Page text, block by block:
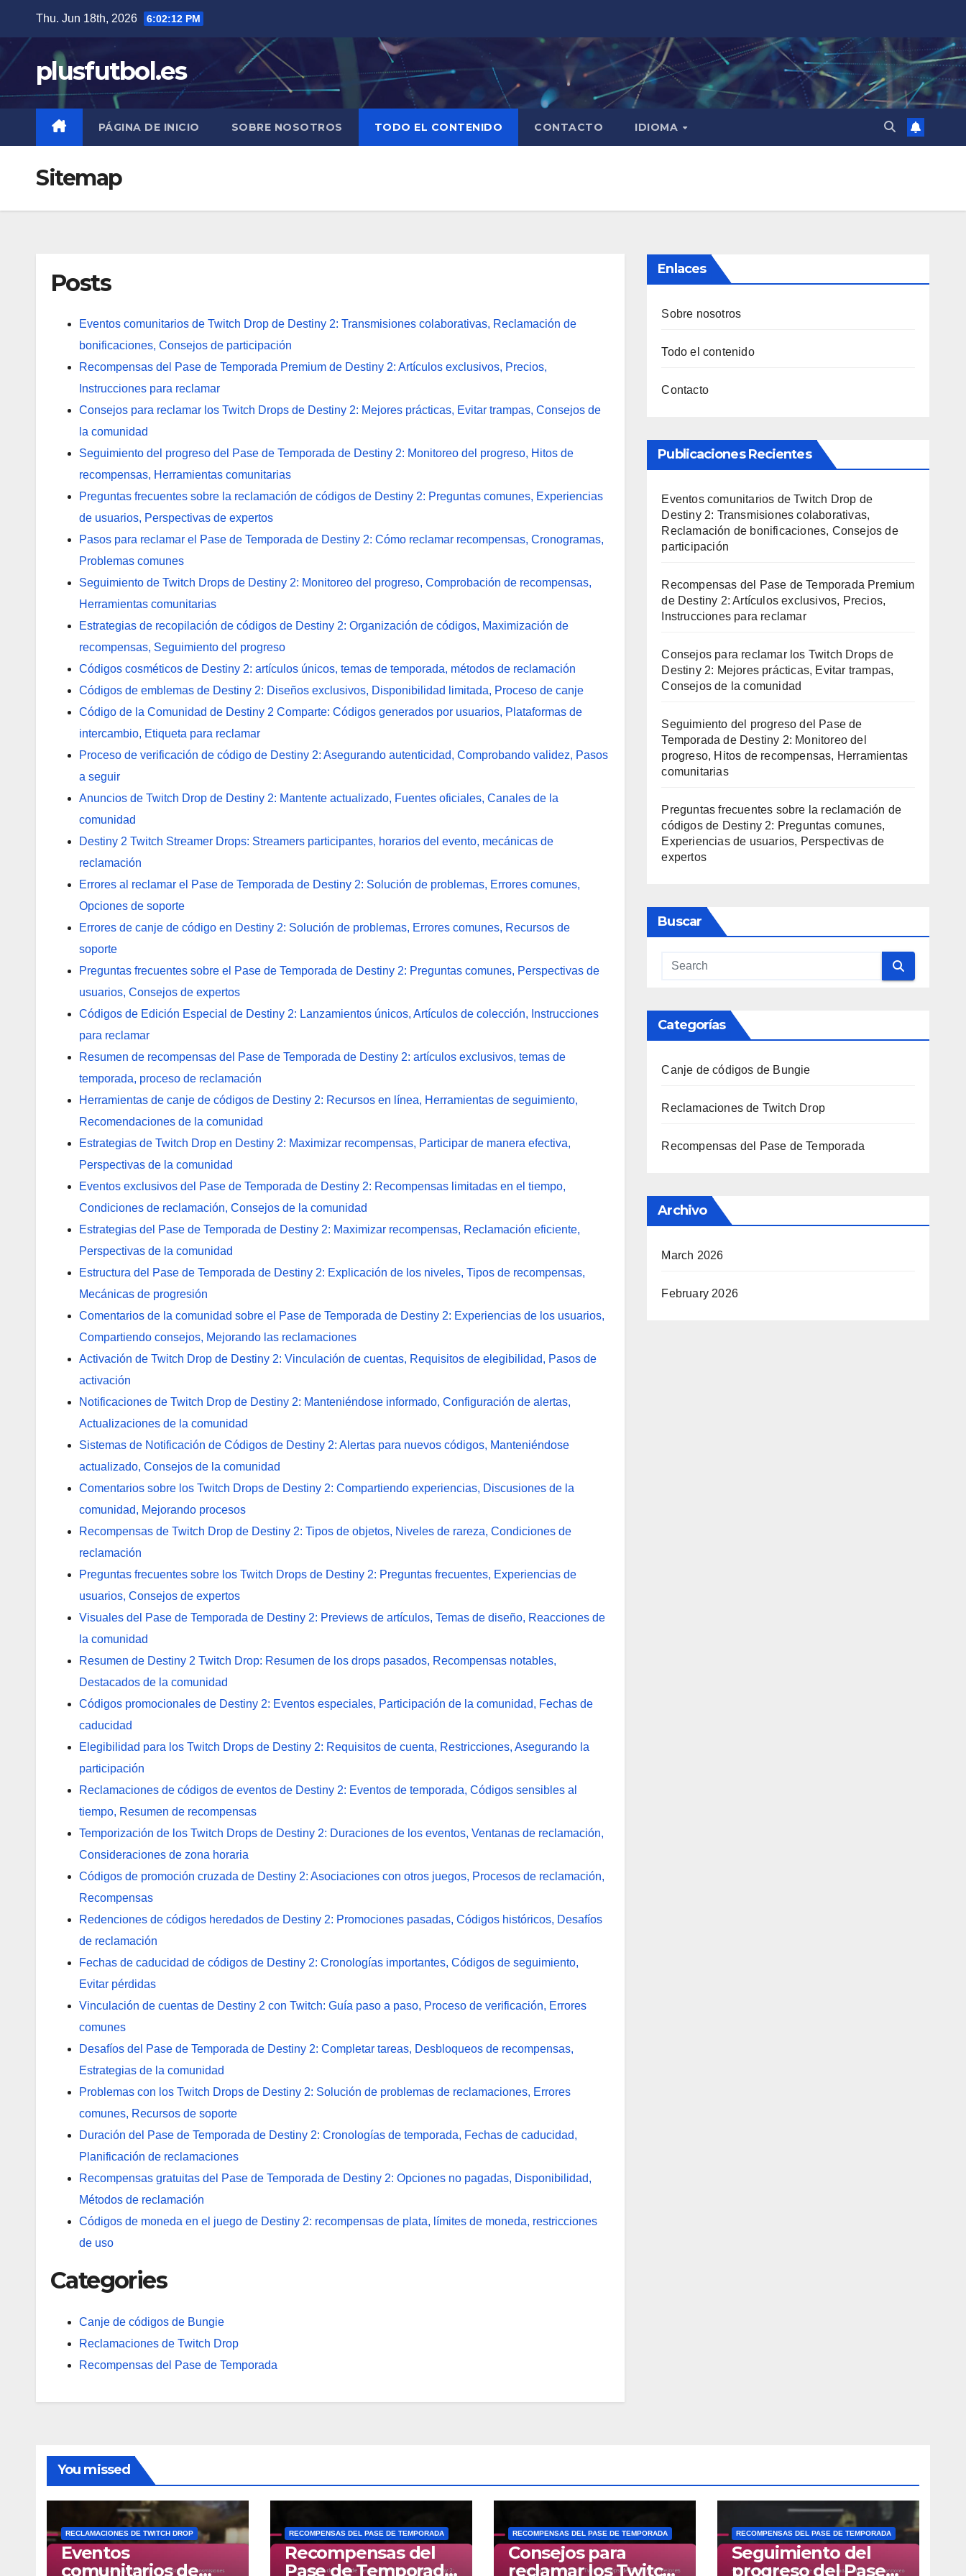
content
Thu. Jun 18th, 2026 6:02:13 PM
plusfutbol.es
PÁGINA DE INICIO SOBRE NOSOTROS TODO EL CONTENIDO CONTACTO IDIOMA
Sitemap
Posts
Eventos comunitarios de Twitch Drop de Destiny 2: Transmisiones colaborativas, Reclamación de
bonificaciones, Consejos de participación
Recompensas del Pase de Temporada Premium de Destiny 2: Artículos exclusivos, Precios,
Instrucciones para reclamar
Consejos para reclamar los Twitch Drops de Destiny 2: Mejores prácticas, Evitar trampas, Consejos de
la comunidad
Seguimiento del progreso del Pase de Temporada de Destiny 2: Monitoreo del progreso, Hitos de
recompensas, Herramientas comunitarias
Preguntas frecuentes sobre la reclamación de códigos de Destiny 2: Preguntas comunes, Experiencias
de usuarios, Perspectivas de expertos
Pasos para reclamar el Pase de Temporada de Destiny 2: Cómo reclamar recompensas, Cronogramas,
Problemas comunes
Seguimiento de Twitch Drops de Destiny 2: Monitoreo del progreso, Comprobación de recompensas,
Herramientas comunitarias
Estrategias de recopilación de códigos de Destiny 2: Organización de códigos, Maximización de
recompensas, Seguimiento del progreso
Códigos cosméticos de Destiny 2: artículos únicos, temas de temporada, métodos de reclamación
Códigos de emblemas de Destiny 2: Diseños exclusivos, Disponibilidad limitada, Proceso de canje
Código de la Comunidad de Destiny 2 Comparte: Códigos generados por usuarios, Plataformas de
intercambio, Etiqueta para reclamar
Proceso de verificación de código de Destiny 2: Asegurando autenticidad, Comprobando validez, Pasos
a seguir
Anuncios de Twitch Drop de Destiny 2: Mantente actualizado, Fuentes oficiales, Canales de la
comunidad
Destiny 2 Twitch Streamer Drops: Streamers participantes, horarios del evento, mecánicas de
reclamación
Errores al reclamar el Pase de Temporada de Destiny 2: Solución de problemas, Errores comunes,
Opciones de soporte
Errores de canje de código en Destiny 2: Solución de problemas, Errores comunes, Recursos de
soporte
Preguntas frecuentes sobre el Pase de Temporada de Destiny 2: Preguntas comunes, Perspectivas de
usuarios, Consejos de expertos
Códigos de Edición Especial de Destiny 2: Lanzamientos únicos, Artículos de colección, Instrucciones
para reclamar
Resumen de recompensas del Pase de Temporada de Destiny 2: artículos exclusivos, temas de
temporada, proceso de reclamación
Herramientas de canje de códigos de Destiny 2: Recursos en línea, Herramientas de seguimiento,
Recomendaciones de la comunidad
Estrategias de Twitch Drop en Destiny 2: Maximizar recompensas, Participar de manera efectiva,
Perspectivas de la comunidad
Eventos exclusivos del Pase de Temporada de Destiny 2: Recompensas limitadas en el tiempo,
Condiciones de reclamación, Consejos de la comunidad
Estrategias del Pase de Temporada de Destiny 2: Maximizar recompensas, Reclamación eficiente,
Perspectivas de la comunidad
Estructura del Pase de Temporada de Destiny 2: Explicación de los niveles, Tipos de recompensas,
Mecánicas de progresión
Comentarios de la comunidad sobre el Pase de Temporada de Destiny 2: Experiencias de los usuarios,
Compartiendo consejos, Mejorando las reclamaciones
Activación de Twitch Drop de Destiny 2: Vinculación de cuentas, Requisitos de elegibilidad, Pasos de
activación
Notificaciones de Twitch Drop de Destiny 2: Manteniéndose informado, Configuración de alertas,
Actualizaciones de la comunidad
Sistemas de Notificación de Códigos de Destiny 2: Alertas para nuevos códigos, Manteniéndose
actualizado, Consejos de la comunidad
Comentarios sobre los Twitch Drops de Destiny 2: Compartiendo experiencias, Discusiones de la
comunidad, Mejorando procesos
Recompensas de Twitch Drop de Destiny 2: Tipos de objetos, Niveles de rareza, Condiciones de
reclamación
Preguntas frecuentes sobre los Twitch Drops de Destiny 2: Preguntas frecuentes, Experiencias de
usuarios, Consejos de expertos
Visuales del Pase de Temporada de Destiny 2: Previews de artículos, Temas de diseño, Reacciones de
la comunidad
Resumen de Destiny 2 Twitch Drop: Resumen de los drops pasados, Recompensas notables,
Destacados de la comunidad
Códigos promocionales de Destiny 2: Eventos especiales, Participación de la comunidad, Fechas de
caducidad
Elegibilidad para los Twitch Drops de Destiny 2: Requisitos de cuenta, Restricciones, Asegurando la
participación
Reclamaciones de códigos de eventos de Destiny 2: Eventos de temporada, Códigos sensibles al
tiempo, Resumen de recompensas
Temporización de los Twitch Drops de Destiny 2: Duraciones de los eventos, Ventanas de reclamación,
Consideraciones de zona horaria
Códigos de promoción cruzada de Destiny 2: Asociaciones con otros juegos, Procesos de reclamación,
Recompensas
Redenciones de códigos heredados de Destiny 2: Promociones pasadas, Códigos históricos, Desafíos
de reclamación
Fechas de caducidad de códigos de Destiny 2: Cronologías importantes, Códigos de seguimiento,
Evitar pérdidas
Vinculación de cuentas de Destiny 2 con Twitch: Guía paso a paso, Proceso de verificación, Errores
comunes
Desafíos del Pase de Temporada de Destiny 2: Completar tareas, Desbloqueos de recompensas,
Estrategias de la comunidad
Problemas con los Twitch Drops de Destiny 2: Solución de problemas de reclamaciones, Errores
comunes, Recursos de soporte
Duración del Pase de Temporada de Destiny 2: Cronologías de temporada, Fechas de caducidad,
Planificación de reclamaciones
Recompensas gratuitas del Pase de Temporada de Destiny 2: Opciones no pagadas, Disponibilidad,
Métodos de reclamación
Códigos de moneda en el juego de Destiny 2: recompensas de plata, límites de moneda, restricciones
de uso
Categories
Canje de códigos de Bungie
Reclamaciones de Twitch Drop
Recompensas del Pase de Temporada
Enlaces
Sobre nosotros
Todo el contenido
Contacto
Publicaciones Recientes
Eventos comunitarios de Twitch Drop de
Destiny 2: Transmisiones colaborativas,
Reclamación de bonificaciones, Consejos de
participación
Recompensas del Pase de Temporada Premium
de Destiny 2: Artículos exclusivos, Precios,
Instrucciones para reclamar
Consejos para reclamar los Twitch Drops de
Destiny 2: Mejores prácticas, Evitar trampas,
Consejos de la comunidad
Seguimiento del progreso del Pase de
Temporada de Destiny 2: Monitoreo del
progreso, Hitos de recompensas, Herramientas
comunitarias
Preguntas frecuentes sobre la reclamación de
códigos de Destiny 2: Preguntas comunes,
Experiencias de usuarios, Perspectivas de
expertos
Buscar
Categorías
Canje de códigos de Bungie
Reclamaciones de Twitch Drop
Recompensas del Pase de Temporada
Archivo
March 2026
February 2026
You missed
RECLAMACIONES DE TWITCH DROP
Eventos
comunitarios de
RECOMPENSAS DEL PASE DE TEMPORADA
Recompensas del
Pase de Temporada
RECOMPENSAS DEL PASE DE TEMPORADA
Consejos para
reclamar los Twitch
RECOMPENSAS DEL PASE DE TEMPORADA
Seguimiento del
progreso del Pase